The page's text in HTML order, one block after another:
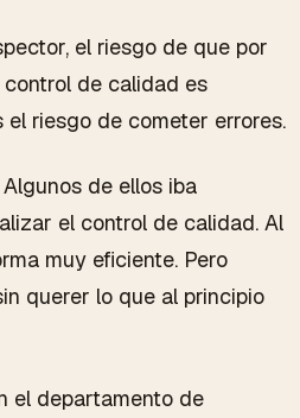
el riesgo de que por
de calidad es
riesgo de cometer errores.
Algunos de ellos iba
el control de calidad. Al
muy eficiente. Pero
querer lo que al principio
el departamento de